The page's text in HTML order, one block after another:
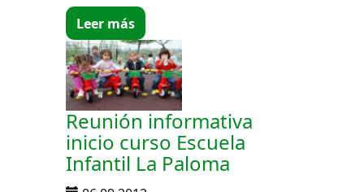
Leer más
Reunión informativa
inicio curso Escuela
Infantil La Paloma